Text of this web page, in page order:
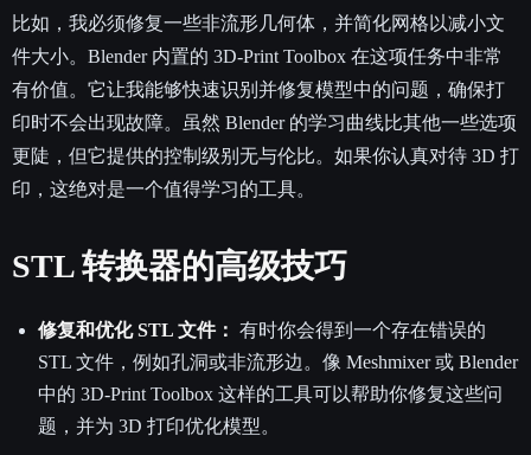
比如，我必须修复一些非流形几何体，并简化网格以减小文
件大小。Blender 内置的 3D-Print Toolbox 在这项任务中非常
有价值。它让我能够快速识别并修复模型中的问题，确保打
印时不会出现故障。虽然 Blender 的学习曲线比其他一些选项
更陡，但它提供的控制级别无与伦比。如果你认真对待 3D 打
印，这绝对是一个值得学习的工具。
STL 转换器的高级技巧
修复和优化 STL 文件： 有时你会得到一个存在错误的
STL 文件，例如孔洞或非流形边。像 Meshmixer 或 Blender
中的 3D-Print Toolbox 这样的工具可以帮助你修复这些问
题，并为 3D 打印优化模型。